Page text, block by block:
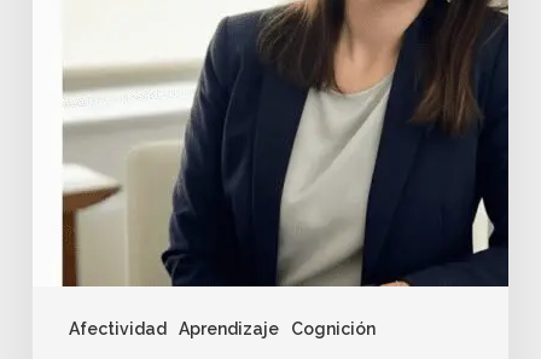
Afectividad Aprendizaje Cognición